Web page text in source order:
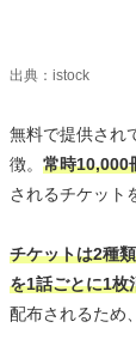
出典：istock
無料で提供され
徴。 常時10,000
されるチケット
チケットは2種
を1話ごとに1枚
配布されるため